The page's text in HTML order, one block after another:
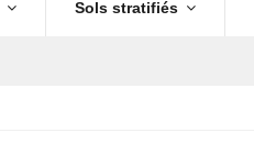
Sols stratifiés